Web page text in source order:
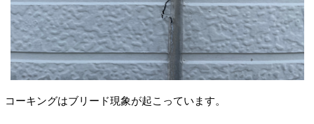
コーキングはブリード現象が起こっています。